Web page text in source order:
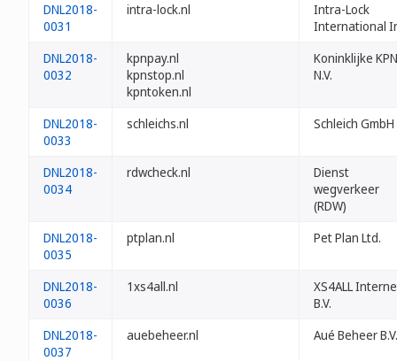
DNL2018-
0031
intra-lock.nl
Intra-Lock
International
DNL2018-
0032
kpnpay.nl
kpnstop.nl
kpntoken.nl
Koninklijke KPN
N.V.
DNL2018-
0033
schleichs.nl Schleich GmbH
DNL2018-
0034
rdwcheck.nl
Dienst
wegverkeer
(RDW)
DNL2018-
0035
ptplan.nl Pet Plan Ltd.
DNL2018-
0036
1xs4all.nl
XS4ALL
B.V.
DNL2018-
0037
auebeheer.nl Aué Beheer B.V.